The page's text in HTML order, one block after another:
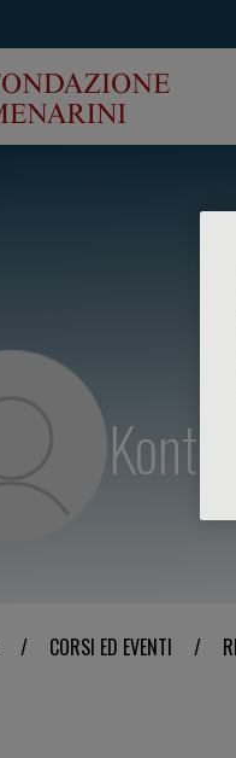
/ CORSI ED EVENTI /